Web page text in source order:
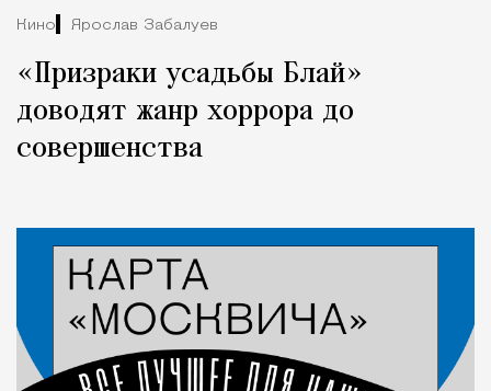
Кино Ярослав Забалуев
«Призраки усадьбы Блай»
доводят жанр хоррора до
совершенства